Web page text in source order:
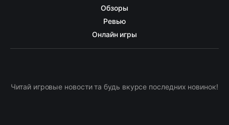
Обзоры
Ревью
Онлайн игры
Читай игровые новости та будь вкурсе последних новинок!